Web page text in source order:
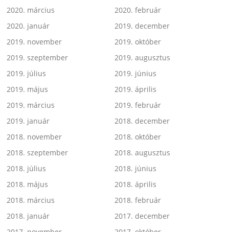
2020. március
2020. február
2020. január
2019. december
2019. november
2019. október
2019. szeptember
2019. augusztus
2019. július
2019. június
2019. május
2019. április
2019. március
2019. február
2019. január
2018. december
2018. november
2018. október
2018. szeptember
2018. augusztus
2018. július
2018. június
2018. május
2018. április
2018. március
2018. február
2018. január
2017. december